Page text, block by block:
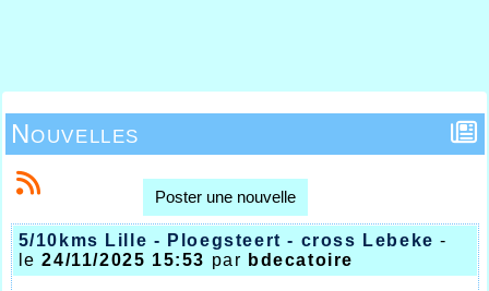
Nouvelles
Poster une nouvelle
5/10kms Lille - Ploegsteert - cross Lebeke -
le24/11/2025 15:53 par bdecatoire